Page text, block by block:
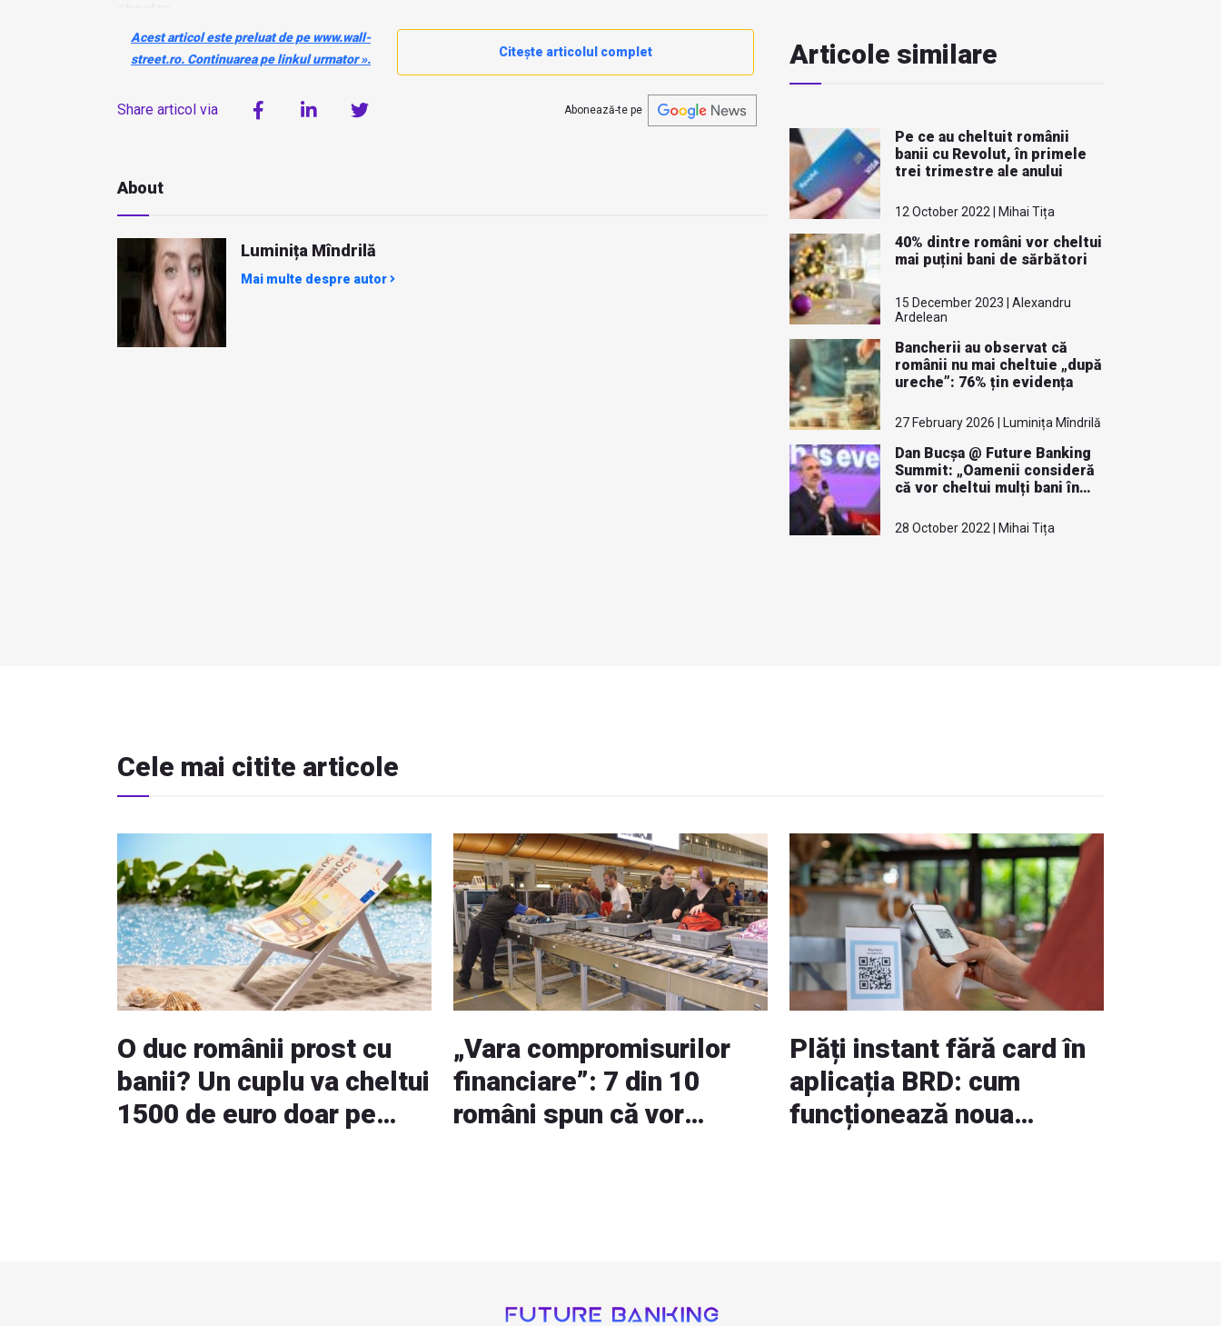
Acest articol este preluat de pe www.wall-
street.ro. Continuarea pe linkul urmator ».
Citește articolul complet
Share articol via Abonează-te pe
About
Luminița Mîndrilă
Mai multe despre autor
Articole similare
Pe ce au cheltuit românii
banii cu Revolut, în primele
trei trimestre ale anului
12 October 2022 | Mihai Tița
40% dintre români vor cheltui
mai puțini bani de sărbători
15 December 2023 | Alexandru
Ardelean
Bancherii au observat că
românii nu mai cheltuie „după
ureche”: 76% țin evidența
27 February 2026 | Luminița Mîndrilă
Dan Bucșa @ Future Banking
Summit: „Oamenii consideră
că vor cheltui mulți bani în
28 October 2022 | Mihai Tița
Cele mai citite articole
O duc românii prost cu
banii? Un cuplu va cheltui
1500 de euro doar pe
„Vara compromisurilor
financiare”: 7 din 10
români spun că vor
Plăți instant fără card în
aplicația BRD: cum
funcționează noua